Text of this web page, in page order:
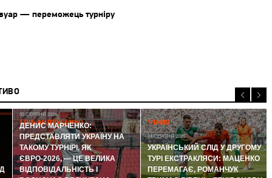
— переможець турніру
ГЛІБ АНДРУСЕНКО
05 СЕРПНЯ 2026
ДЕНИС МАРЧЕНКО:
ПРЕДСТАВЛЯТИ УКРАЇНУ НА
ТАКОМУ ТУРНІРІ, ЯК
ЄВРО-2026, — ЦЕ ВЕЛИКА
ВІДПОВІДАЛЬНІСТЬ І
ЧТИВО
04 СЕРПНЯ 2026
УКРАЇНСЬКИЙ СЛІД У ДРУГОМУ
ТУРІ ЕКСТРАКЛЯСИ: МАЦЕНКО
ПЕРЕМАГАЄ, РОМАНЧУК